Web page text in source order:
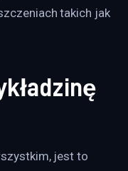
takich jak
jest to